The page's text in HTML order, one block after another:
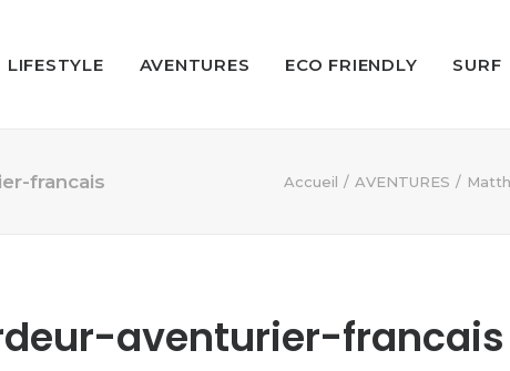
LIFESTYLE AVENTURES ECO FRIENDLY SURF
francais Accueil AVENTURES
aventurier-francais